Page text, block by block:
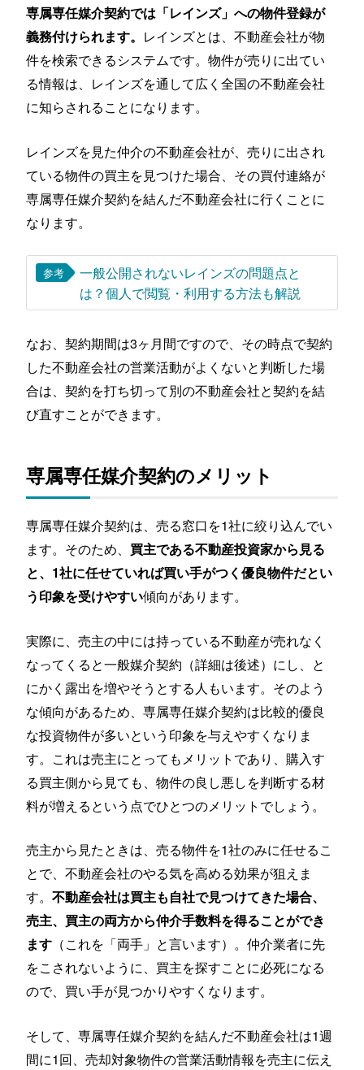
専属専任媒介契約では「レインズ」への物件登録が
義務付けられます。 レインズとは、不動産会社が物
件を検索できるシステムです。物件が売りに出てい
る情報は、レインズを通して広く全国の不動産会社
に知らされることになります。
レインズを見た仲介の不動産会社が、売りに出され
ている物件の買主を見つけた場合、その買付連絡が
専属専任媒介契約を結んだ不動産会社に行くことに
なります。
参考
一般公開されないレインズの問題点と
は？個人で閲覧・利用する方法も解説
なお、契約期間は3ヶ月間ですので、その時点で契約
した不動産会社の営業活動がよくないと判断した場
合は、契約を打ち切って別の不動産会社と契約を結
び直すことができます。
専属専任媒介契約のメリット
専属専任媒介契約は、売る窓口を1社に絞り込んでい
ます。そのため、 買主である不動産投資家から見る
と、1社に任せていれば買い手がつく優良物件だとい
う印象を受けやすい傾向があります。
実際に、売主の中には持っている不動産が売れなく
なってくると一般媒介契約（詳細は後述）にし、と
にかく露出を増やそうとする人もいます。そのよう
な傾向があるため、専属専任媒介契約は比較的優良
な投資物件が多いという印象を与えやすくなりま
す。これは売主にとってもメリットであり、購入す
る買主側から見ても、物件の良し悪しを判断する材
料が増えるという点でひとつのメリットでしょう。
売主から見たときは、売る物件を1社のみに任せるこ
とで、不動産会社のやる気を高める効果が狙えま
す。不動産会社は買主も自社で見つけてきた場合、
売主、買主の両方から仲介手数料を得ることができ
ます （これを「両手」と言います）。仲介業者に先
をこされないように、買主を探すことに必死になる
ので、買い手が見つかりやすくなります。
そして、専属専任媒介契約を結んだ不動産会社は1週
間に1回、売却対象物件の営業活動情報を売主に伝え